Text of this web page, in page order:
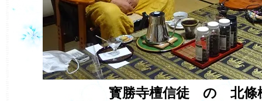
寳勝寺檀信徒 の 北條